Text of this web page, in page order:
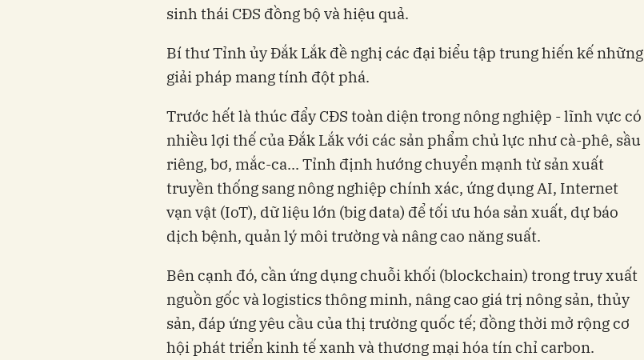
sinh thái CĐS đồng bộ và hiệu quả.
Bí thư Tỉnh ủy Đắk Lắk đề nghị các đại biểu tập trung hiến kế những
giải pháp mang tính đột phá.
Trước hết là thúc đẩy CĐS toàn diện trong nông nghiệp - lĩnh vực có
nhiều lợi thế của Đắk Lắk với các sản phẩm chủ lực như cà-phê, sầu
riêng, bơ, mắc-ca... Tỉnh định hướng chuyển mạnh từ sản xuất
truyền thống sang nông nghiệp chính xác, ứng dụng AI, Internet
vạn vật (IoT), dữ liệu lớn (big data) để tối ưu hóa sản xuất, dự báo
dịch bệnh, quản lý môi trường và nâng cao năng suất.
Bên cạnh đó, cần ứng dụng chuỗi khối (blockchain) trong truy xuất
nguồn gốc và logistics thông minh, nâng cao giá trị nông sản, thủy
sản, đáp ứng yêu cầu của thị trường quốc tế; đồng thời mở rộng cơ
hội phát triển kinh tế xanh và thương mại hóa tín chỉ carbon.